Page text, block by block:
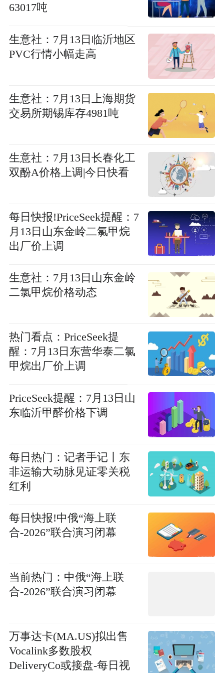
63017吨
生意社：7月13日临沂地区
PVC行情小幅走高
生意社：7月13日上海期货
交易所期锡库存4981吨
生意社：7月13日长春化工
双酚A价格上调|今日快看
每日快报!PriceSeek提醒：7
月13日山东金岭二氯甲烷
出厂价上调
生意社：7月13日山东金岭
二氯甲烷价格动态
热门看点：PriceSeek提
醒：7月13日东营华泰二氯
甲烷出厂价上调
PriceSeek提醒：7月13日山
东临沂甲醛价格下调
每日热门：记者手记丨东
非运输大动脉见证零关税
红利
每日快报!中俄“海上联
合-2026”联合演习闭幕
当前热门：中俄“海上联
合-2026”联合演习闭幕
万事达卡(MA.US)拟出售
Vocalink多数股权
DeliveryCo或接盘-每日视